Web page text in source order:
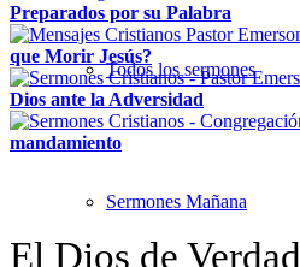
Todos los sermones
Sermones Mañana
Preparados por su Palabra
que Morir Jesús?
Dios ante la Adversidad
mandamiento
El Dios de Verdad